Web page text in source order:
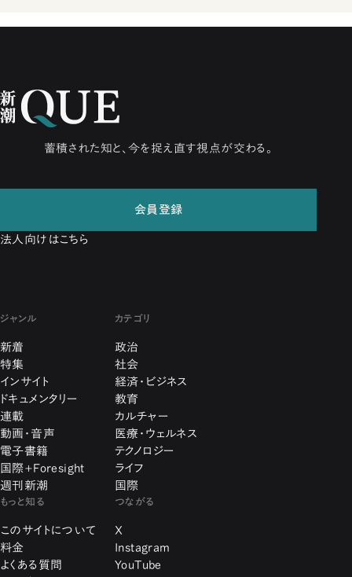
蓄積された知と、今を捉え直す視点が交わる。
会員登録
法人向けはこちら
ジャンル
新着
特集
インサイト
ドキュメンタリー
連載
動画・音声
電子書籍
国際+Foresight
週刊新潮
カテゴリ
政治
社会
経済・ビジネス
教育
カルチャー
医療・ウェルネス
テクノロジー
ライフ
国際
もっと知る
このサイトについて
料金
よくある質問
つながる
X
Instagram
YouTube